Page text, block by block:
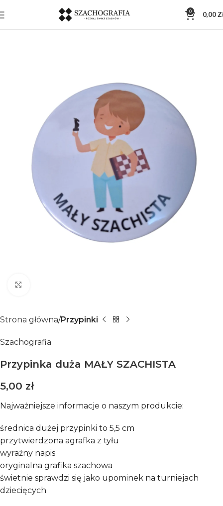
0 0,00
Strona główna Przypinki
Szachografia
Przypinka duża MAŁY SZACHISTA
5,00 zł
Najważniejsze informacje o naszym produkcie:
średnica dużej przypinki to 5,5 cm
przytwierdzona agrafka z tyłu
wyraźny napis
oryginalna grafika szachowa
świetnie sprawdzi się jako upominek na turniejach
dziecięcych